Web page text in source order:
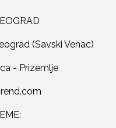
(Savski Venac)
- Prizemlje